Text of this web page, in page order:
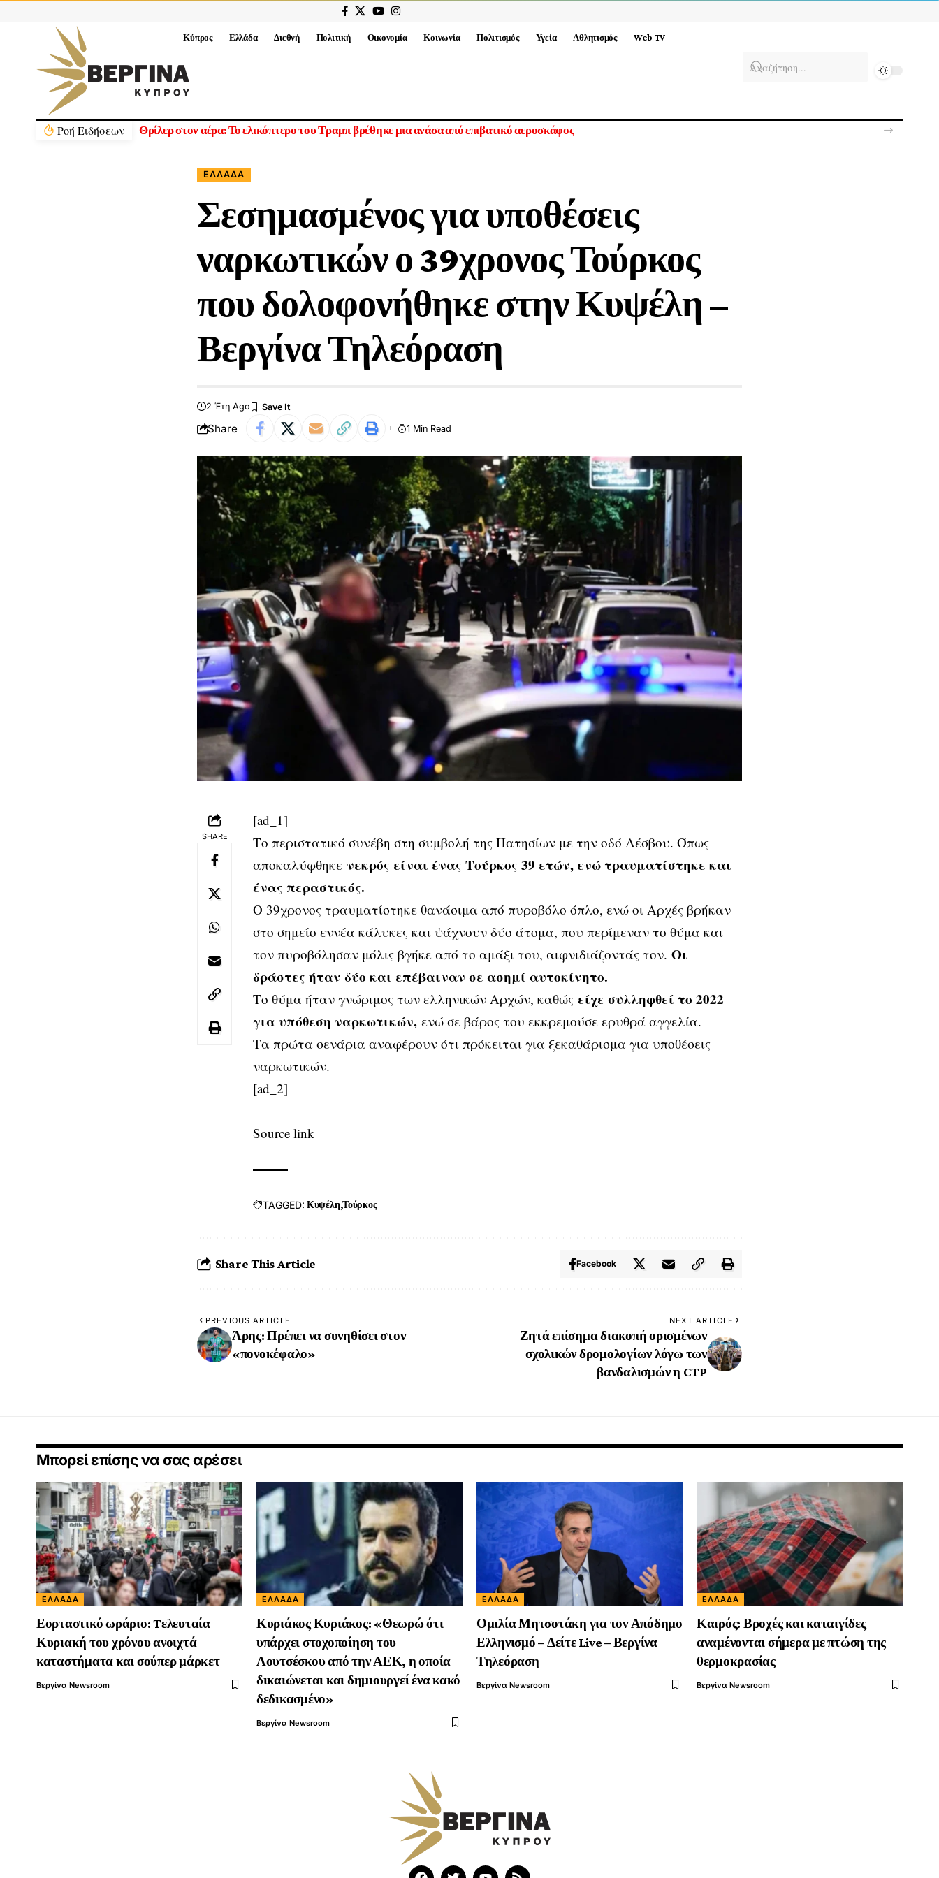
Κύπρος Ελλάδα Διεθνή Πολιτική Οικονομία Κοινωνία Πολιτισμός Υγεία Αθλητισμός Web TV
Ρoή Ειδήσεων Θρίλερ στον αέρα: Το ελικόπτερο του Τραμπ βρέθηκε μια ανάσα από επιβατικό αεροσκάφος
ΕΛΛΆΔΑ
Σεσημασμένος για υποθέσεις
ναρκωτικών ο 39χρονος Τούρκος
που δολοφονήθηκε στην Κυψέλη –
Βεργίνα Τηλεόραση
2 Έτη Ago
Share 1 Min Read
SHARE
[ad_1]
Το περιστατικό συνέβη στη συμβολή της Πατησίων με την οδό Λέσβου. Όπως
αποκαλύφθηκε νεκρός είναι ένας Τούρκος 39 ετών, ενώ τραυματίστηκε και
ένας περαστικός.
Ο 39χρονος τραυματίστηκε θανάσιμα από πυροβόλο όπλο, ενώ οι Αρχές βρήκαν
στο σημείο εννέα κάλυκες και ψάχνουν δύο άτομα, που περίμεναν το θύμα και
τον πυροβόλησαν μόλις βγήκε από το αμάξι του, αιφνιδιάζοντάς τον. Οι
δράστες ήταν δύο και επέβαιναν σε ασημί αυτοκίνητο.
Το θύμα ήταν γνώριμος των ελληνικών Αρχών, καθώς είχε συλληφθεί το 2022
για υπόθεση ναρκωτικών, ενώ σε βάρος του εκκρεμούσε ερυθρά αγγελία.
Τα πρώτα σενάρια αναφέρουν ότι πρόκειται για ξεκαθάρισμα για υποθέσεις
ναρκωτικών.
[ad_2]
Source link
TAGGED: Κυψέλη Τούρκος
Share This Article Facebook
PREVIOUS ARTICLE
Άρης: Πρέπει να συνηθίσει στον
«πονοκέφαλο»
NEXT ARTICLE
Ζητά επίσημα διακοπή ορισμένων
σχολικών δρομολογίων λόγω των
βανδαλισμών η CTP
Μπορεί επίσης να σας αρέσει
ΕΛΛΆΔΑ
Εορταστικό ωράριο: Tελευταία
Κυριακή του χρόνου ανοιχτά
καταστήματα και σούπερ μάρκετ
Βεργίνα Newsroom
ΕΛΛΆΔΑ
Κυριάκος Κυριάκος: «Θεωρώ ότι
υπάρχει στοχοποίηση του
Λουτσέσκου από την ΑΕΚ, η οποία
δικαιώνεται και δημιουργεί ένα κακό
δεδικασμένο»
Βεργίνα Newsroom
ΕΛΛΆΔΑ
Ομιλία Μητσοτάκη για τον Απόδημο
Ελληνισμό – Δείτε Live – Βεργίνα
Τηλεόραση
Βεργίνα Newsroom
ΕΛΛΆΔΑ
Καιρός: Βροχές και καταιγίδες
αναμένονται σήμερα με πτώση της
θερμοκρασίας
Βεργίνα Newsroom